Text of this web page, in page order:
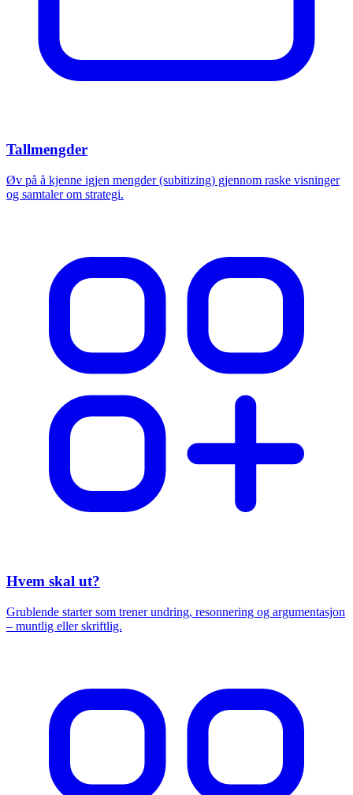
Tallmengder
Øv på å kjenne igjen mengder (subitizing) gjennom raske visninger
og samtaler om strategi.
Hvem skal ut?
Grublende starter som trener undring, resonnering og argumentasjon
– muntlig eller skriftlig.